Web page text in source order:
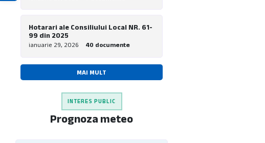
Hotarari ale Consiliului Local NR. 61-
99 din 2025
ianuarie 29, 2026 40 documente
MAI MULT
INTERES PUBLIC
Prognoza meteo